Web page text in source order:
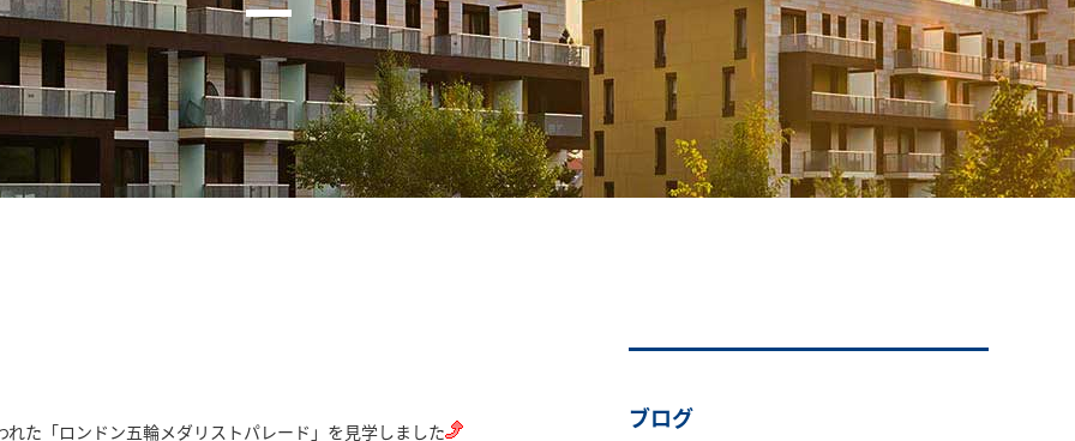
た「ロンドン五輪メダリストパレード」を見学しました ブログ